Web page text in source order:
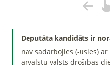
Deputāta kandidāts ir
nav sadarbojies (-usies) ar
ārvalstu valsts drošības